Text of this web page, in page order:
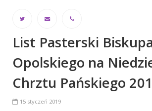
List Pasterski
Opolskiego na
Chrztu Pańskiego
15 styczeń 2019